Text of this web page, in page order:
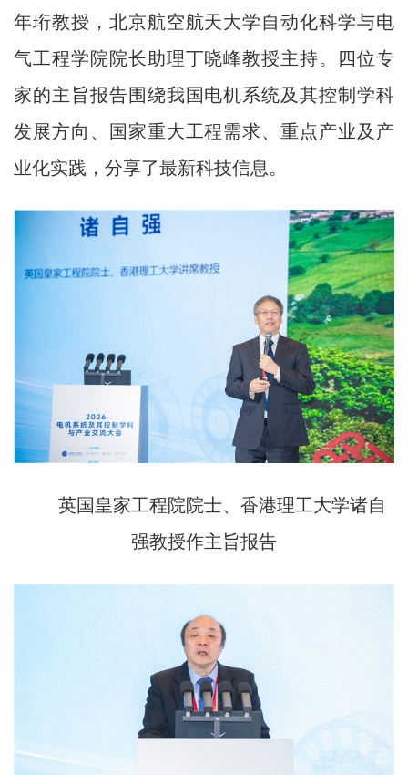
年珩教授，北京航空航天大学自动化科学与电
气工程学院院长助理丁晓峰教授主持。四位专
家的主旨报告围绕我国电机系统及其控制学科
发展方向、国家重大工程需求、重点产业及产
业化实践，分享了最新科技信息。
英国皇家工程院院士、香港理工大学诸自
强教授作主旨报告